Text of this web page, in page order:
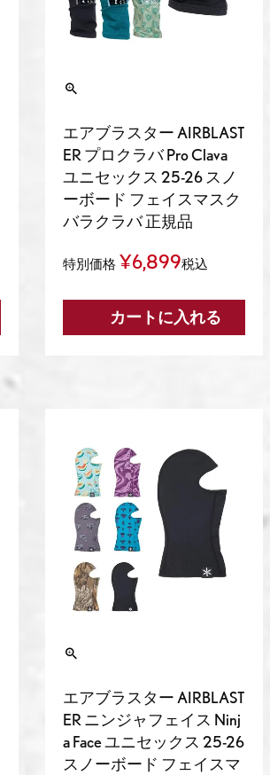
エアブラスター AIRBLAST
ER プロクラバ Pro Clava
ユニセックス 25-26 スノ
ーボード フェイスマスク
バラクラバ 正規品
特別価格 ¥6,899税込
カートに入れる
エアブラスター AIRBLAST
ER ニンジャフェイス Ninj
a Face ユニセックス 25-26
スノーボード フェイスマ